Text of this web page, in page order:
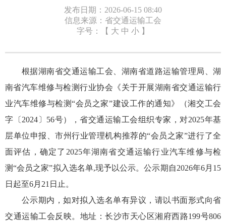
发布日期：2026-06-15 08:40
信息来源：省交通运输工会
字号：【 大 中 小 】
根据湖南省交通运输工会、湖南省道路运输管理局、湖
南省汽车维修与检测行业协会《关于开展湖南省交通运输行
业汽车维修与检测“会员之家”建设工作的通知》（湘交工会
字〔 2024 〕 56号），省交通运输工会组织专家，对2025年基
层单位申报 、市州行业管理机构推荐的“会员之家”进行了全
面评估 ，确定了 2025年湖南省交通运输行业汽车维修与检
测“会员之家”拟入选名单,现予以公示。公示期自2026年6月 15
日起至6月 21 日止。
公示期内，如对拟入选名单有异议，请以书面形式向省
交通运输工会反映。地址： 长沙市天心区湘府西路199号806